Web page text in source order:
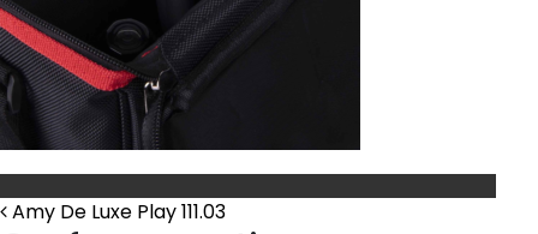
Bericht Navigatie
Amy De Luxe Play 111.03